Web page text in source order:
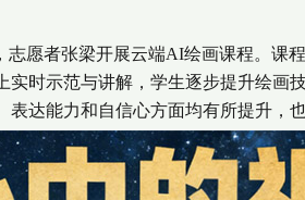
者张梁开展云端AI绘画课程。课程
时示范与讲解，学生逐步提升绘画
达能力和自信心方面均有所提升，